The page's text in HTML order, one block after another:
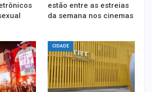
estão entre as estreias
da semana nos cinemas
CIDADE